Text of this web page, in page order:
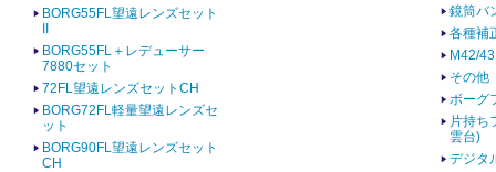
BORG55FL望遠レンズセット
BORG55FL＋レデューサー
7880セット
72FL望遠レンズセットCH
BORG72FL軽量望遠レンズセ
ット
BORG90FL望遠レンズセット
CH
鏡筒バ
各種補
M42/
その他
ボーグ
片持ち
雲台)
デジタ